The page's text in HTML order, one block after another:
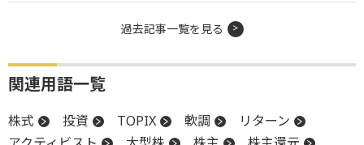
過去記事一覧を見る
関連用語一覧
株式 投資 TOPIX 軟調
リターン